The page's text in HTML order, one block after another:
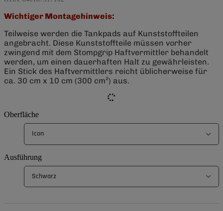
Wichtiger Montagehinweis:
Teilweise werden die Tankpads auf Kunststoffteilen
angebracht. Diese Kunststoffteile müssen vorher
zwingend mit dem Stompgrip Haftvermittler behandelt
werden, um einen dauerhaften Halt zu gewährleisten.
Ein Stick des Haftvermittlers reicht üblicherweise für
ca. 30 cm x 10 cm (300 cm²) aus.
Oberfläche
Icon
Ausführung
Schwarz